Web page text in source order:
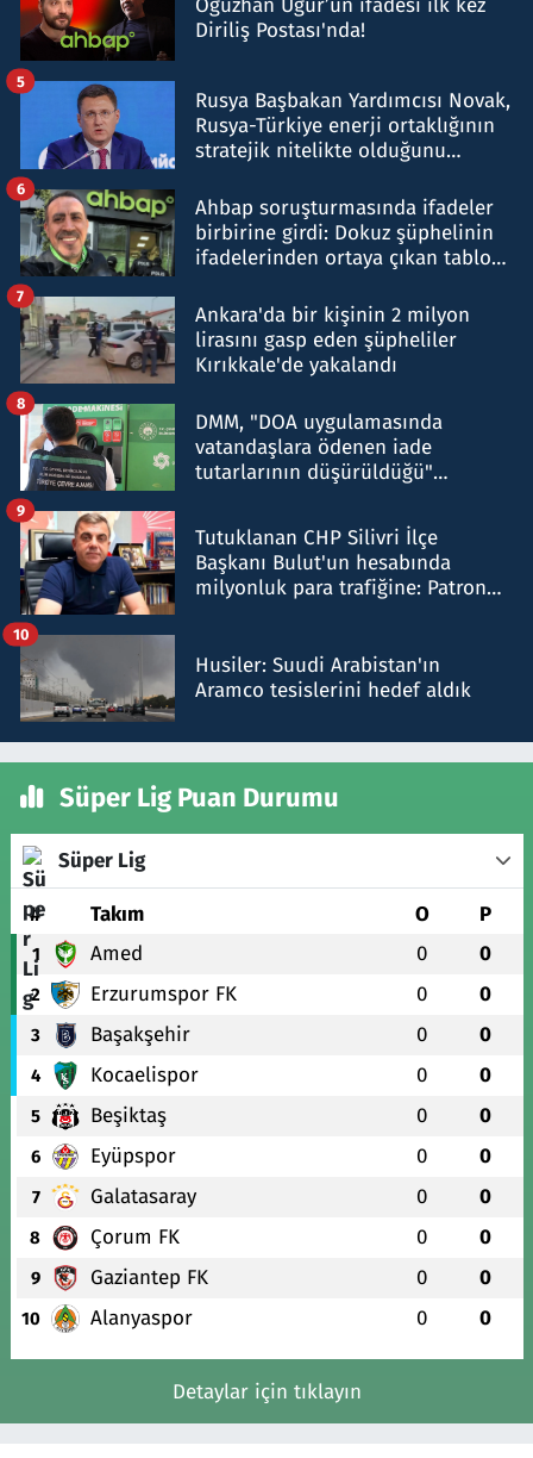
Oğuzhan Uğur’un ifadesi ilk kez
Diriliş Postası'nda!
Rusya Başbakan Yardımcısı Novak,
Rusya-Türkiye enerji ortaklığının
stratejik nitelikte olduğunu
5
Ahbap soruşturmasında ifadeler
birbirine girdi: Dokuz şüphelinin
ifadelerinden ortaya çıkan tablo
6
Ankara'da bir kişinin 2 milyon
lirasını gasp eden şüpheliler
Kırıkkale'de yakalandı
7
DMM, "DOA uygulamasında
vatandaşlara ödenen iade
tutarlarının düşürüldüğü"
8
Tutuklanan CHP Silivri İlçe
Başkanı Bulut'un hesabında
milyonluk para trafiğine: Patron
9
Husiler: Suudi Arabistan'ın
Aramco tesislerini hedef aldık
10
Süper Lig Puan Durumu
Süper Lig
# Takım O P
1 Amed 0 0
2 Erzurumspor FK 0 0
3 Başakşehir 0 0
4 Kocaelispor 0 0
5 Beşiktaş 0 0
6 Eyüpspor 0 0
7 Galatasaray 0 0
8 Çorum FK 0 0
9 Gaziantep FK 0 0
10 Alanyaspor 0 0
Detaylar için tıklayın